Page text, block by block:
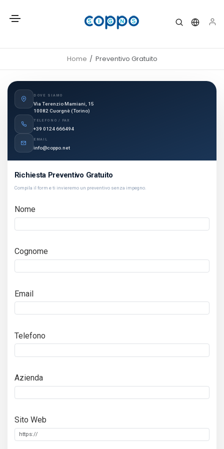
Home Preventivo Gratuito
DOVE SIAMO
Via Terenzio Mamiani, 15
10082 Cuorgnè (Torino)
TELEFONO / FAX
+39 0124 666494
EMAIL
info@coppo.net
Richiesta Preventivo Gratuito
Compila il form e ti invieremo un preventivo senza impegno.
Nome
Cognome
Email
Telefono
Azienda
Sito Web